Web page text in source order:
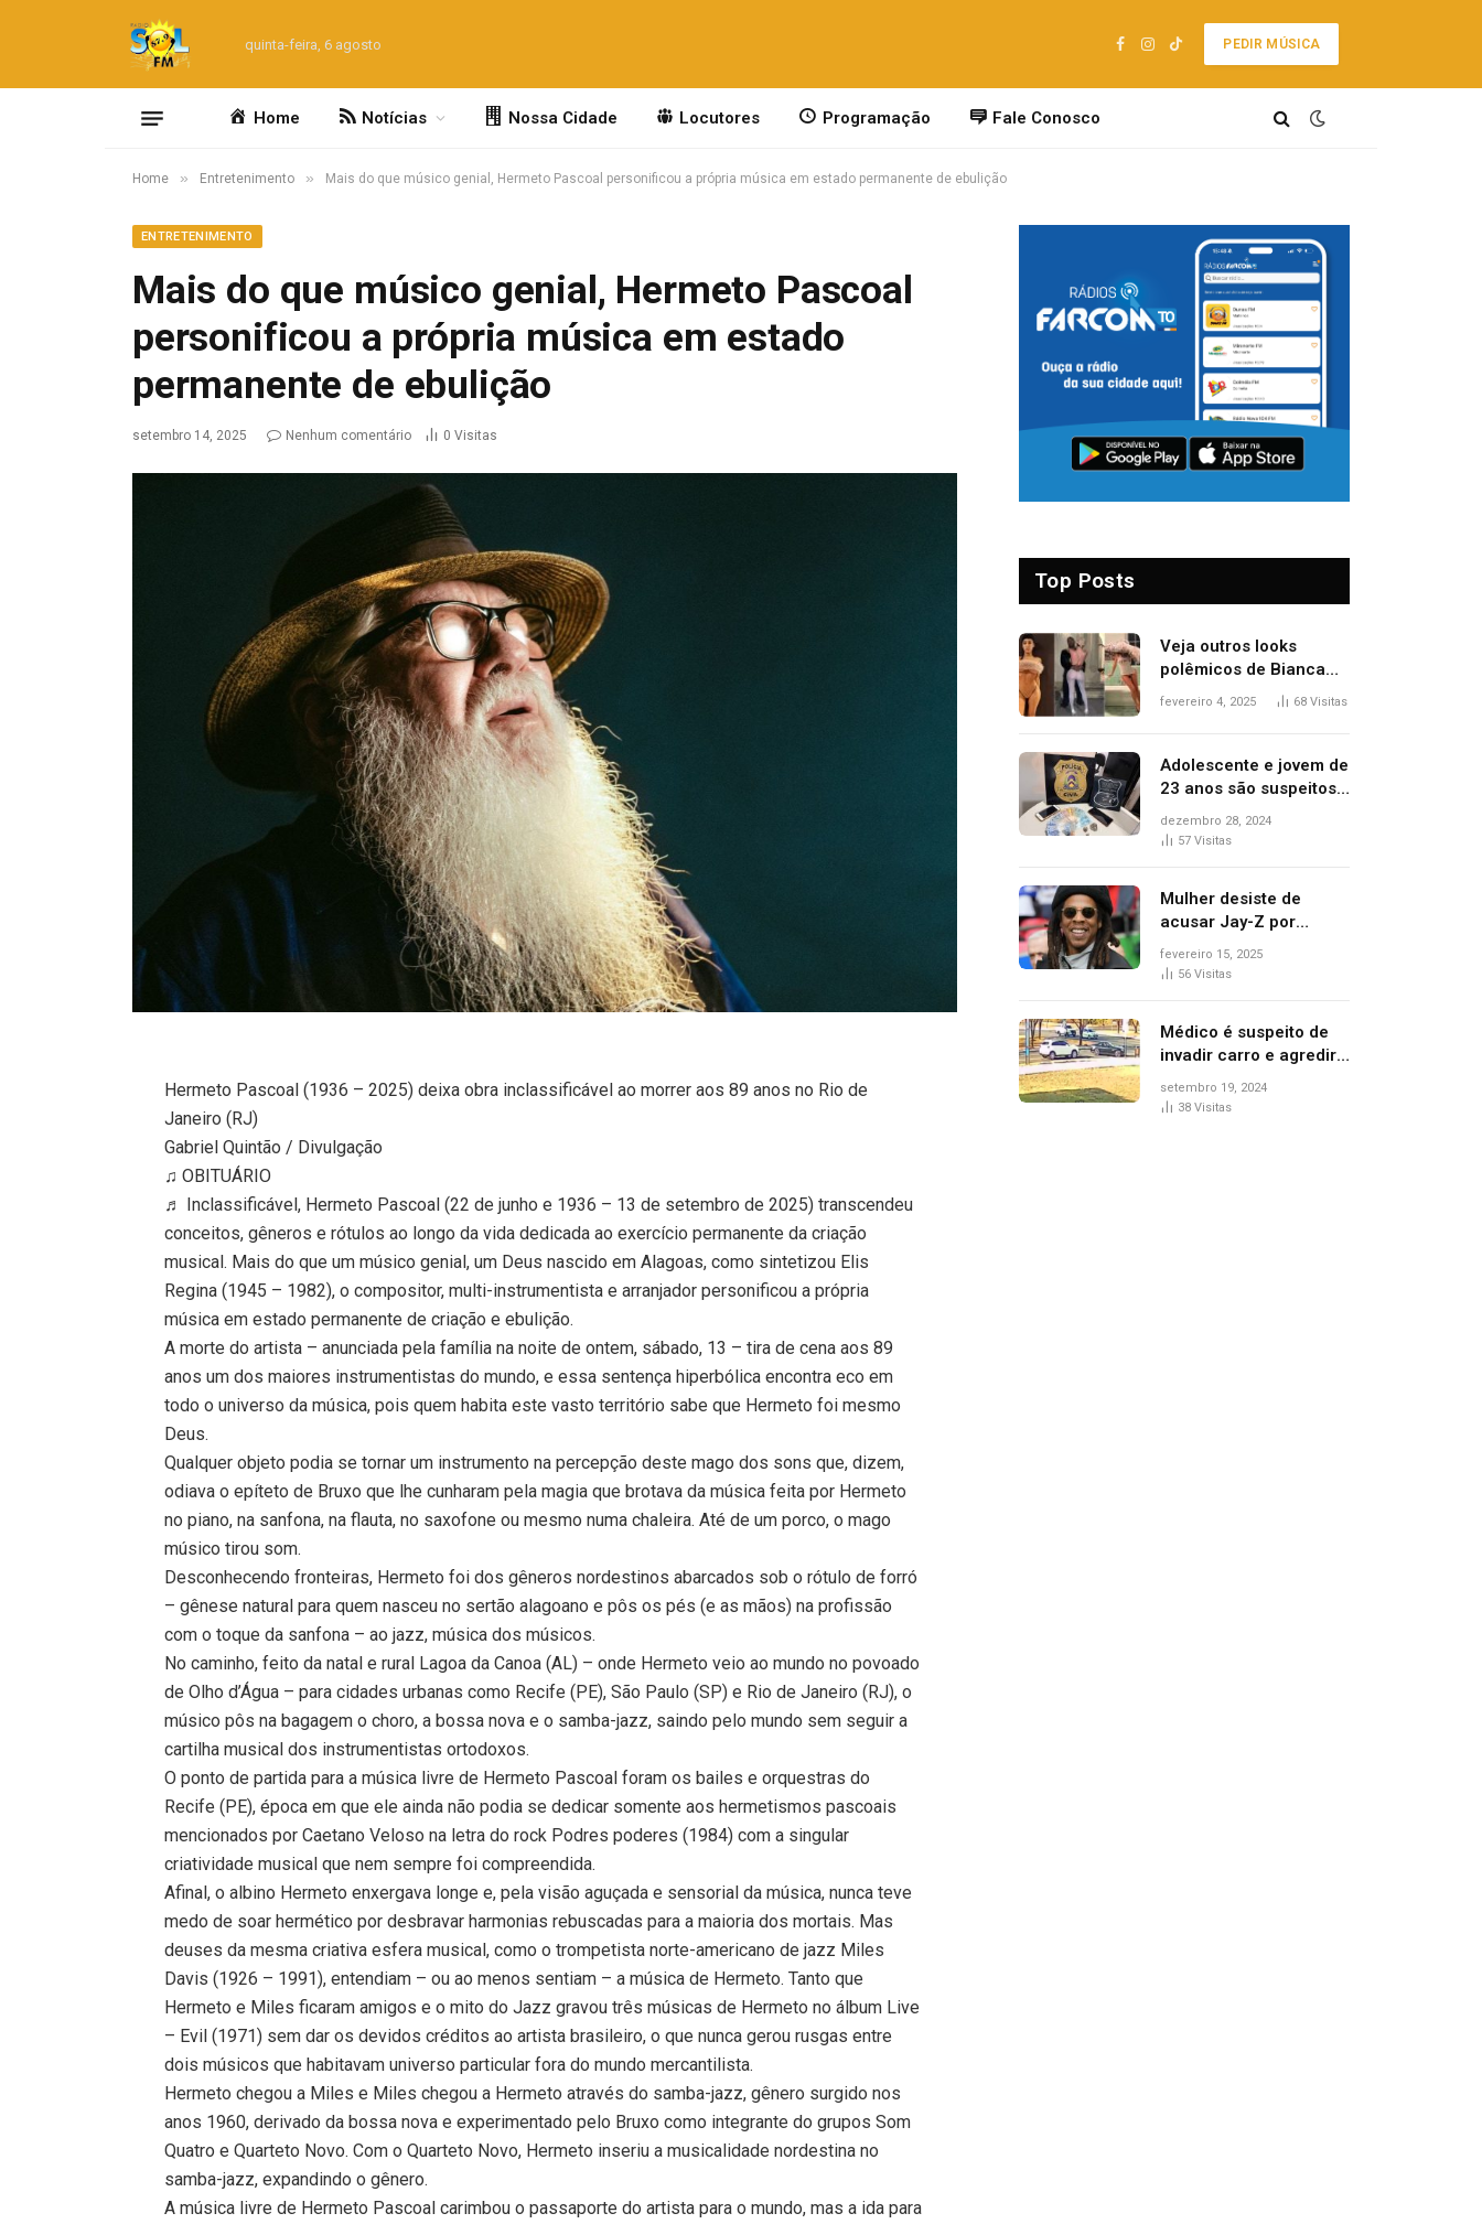
quinta-feira, 6 agosto
Facebook
Instagram
TikTok
PEDIR MÚSICA
Home Notícias Nossa Cidade Locutores Programação Fale Conosco
Home » Entretenimento » Mais do que músico genial, Hermeto Pascoal personificou a própria música em estado permanente de ebulição
ENTRETENIMENTO
Mais do que músico genial, Hermeto Pascoal
personificou a própria música em estado
permanente de ebulição
setembro 14, 2025 Nenhum comentário 0 Visitas
Hermeto Pascoal (1936 – 2025) deixa obra inclassificável ao morrer aos 89 anos no Rio de
Janeiro (RJ)
Gabriel Quintão / Divulgação
♫ OBITUÁRIO
♬ Inclassificável, Hermeto Pascoal (22 de junho e 1936 – 13 de setembro de 2025) transcendeu
conceitos, gêneros e rótulos ao longo da vida dedicada ao exercício permanente da criação
musical. Mais do que um músico genial, um Deus nascido em Alagoas, como sintetizou Elis
Regina (1945 – 1982), o compositor, multi-instrumentista e arranjador personificou a própria
música em estado permanente de criação e ebulição.
A morte do artista – anunciada pela família na noite de ontem, sábado, 13 – tira de cena aos 89
anos um dos maiores instrumentistas do mundo, e essa sentença hiperbólica encontra eco em
todo o universo da música, pois quem habita este vasto território sabe que Hermeto foi mesmo
Deus.
Qualquer objeto podia se tornar um instrumento na percepção deste mago dos sons que, dizem,
odiava o epíteto de Bruxo que lhe cunharam pela magia que brotava da música feita por Hermeto
no piano, na sanfona, na flauta, no saxofone ou mesmo numa chaleira. Até de um porco, o mago
músico tirou som.
Desconhecendo fronteiras, Hermeto foi dos gêneros nordestinos abarcados sob o rótulo de forró
– gênese natural para quem nasceu no sertão alagoano e pôs os pés (e as mãos) na profissão
com o toque da sanfona – ao jazz, música dos músicos.
No caminho, feito da natal e rural Lagoa da Canoa (AL) – onde Hermeto veio ao mundo no povoado
de Olho d’Água – para cidades urbanas como Recife (PE), São Paulo (SP) e Rio de Janeiro (RJ), o
músico pôs na bagagem o choro, a bossa nova e o samba-jazz, saindo pelo mundo sem seguir a
cartilha musical dos instrumentistas ortodoxos.
O ponto de partida para a música livre de Hermeto Pascoal foram os bailes e orquestras do
Recife (PE), época em que ele ainda não podia se dedicar somente aos hermetismos pascoais
mencionados por Caetano Veloso na letra do rock Podres poderes (1984) com a singular
criatividade musical que nem sempre foi compreendida.
Afinal, o albino Hermeto enxergava longe e, pela visão aguçada e sensorial da música, nunca teve
medo de soar hermético por desbravar harmonias rebuscadas para a maioria dos mortais. Mas
deuses da mesma criativa esfera musical, como o trompetista norte-americano de jazz Miles
Davis (1926 – 1991), entendiam – ou ao menos sentiam – a música de Hermeto. Tanto que
Hermeto e Miles ficaram amigos e o mito do Jazz gravou três músicas de Hermeto no álbum Live
– Evil (1971) sem dar os devidos créditos ao artista brasileiro, o que nunca gerou rusgas entre
dois músicos que habitavam universo particular fora do mundo mercantilista.
Hermeto chegou a Miles e Miles chegou a Hermeto através do samba-jazz, gênero surgido nos
anos 1960, derivado da bossa nova e experimentado pelo Bruxo como integrante do grupos Som
Quatro e Quarteto Novo. Com o Quarteto Novo, Hermeto inseriu a musicalidade nordestina no
samba-jazz, expandindo o gênero.
A música livre de Hermeto Pascoal carimbou o passaporte do artista para o mundo, mas a ida para
Top Posts
Veja outros looks
polêmicos de Bianca
Censori, esposa de
Grammy 2025
fevereiro 4, 2025 68 Visitas
Adolescente e jovem de
23 anos são suspeitos
de vender drogas
próximo de delegacia e
dezembro 28, 2024
57 Visitas
Mulher desiste de
acusar Jay-Z por
estupro, diz revista
fevereiro 15, 2025
56 Visitas
Médico é suspeito de
invadir carro e agredir
delegado aposentado
durante confusão no
setembro 19, 2024
38 Visitas